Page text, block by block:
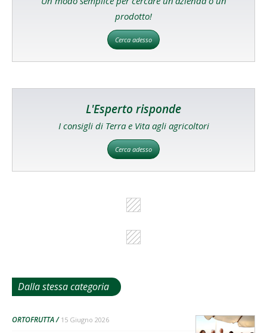
prodotto!
Cerca adesso
L'Esperto risponde
I consigli di Terra e Vita agli agricoltori
Cerca adesso
Dalla stessa categoria
ORTOFRUTTA 15 Giugno 2026